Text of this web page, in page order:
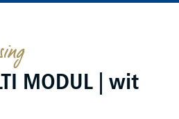
MODUL | wit